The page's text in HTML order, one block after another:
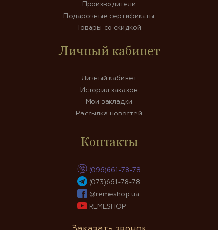
Производители
Подарочные сертификаты
Товары со скидкой
Личный кабинет
Личный кабинет
История заказов
Мои закладки
Рассылка новостей
Контакты
(096)661-78-78
(073)661-78-78
@remeshop.ua
REMESHOP